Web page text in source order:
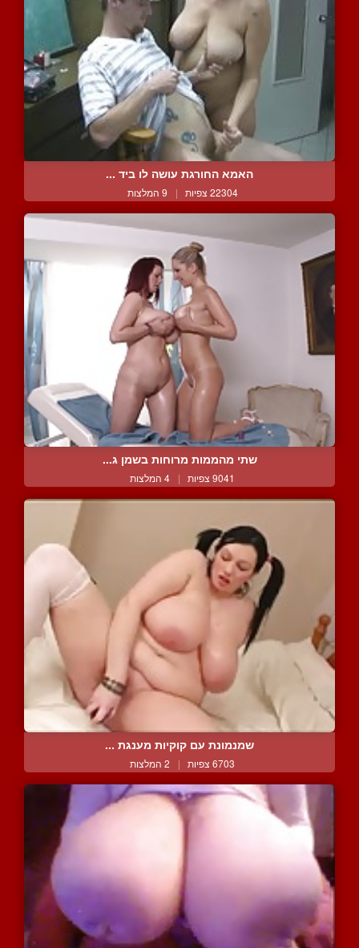
האמא החורגת עושה לו ביד ...
22304 צפיות | 9 המלצות
שתי מהממות מרוחות בשמן ג...
9041 צפיות | 4 המלצות
שמנמונת עם קוקיות מענגת ...
6703 צפיות | 2 המלצות